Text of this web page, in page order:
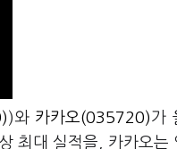
)와 카카오(035720)가
최대 실적을
카카오는